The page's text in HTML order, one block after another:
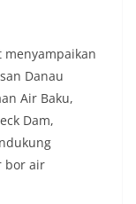
Danau
Air Baku,
Dam,
bor air